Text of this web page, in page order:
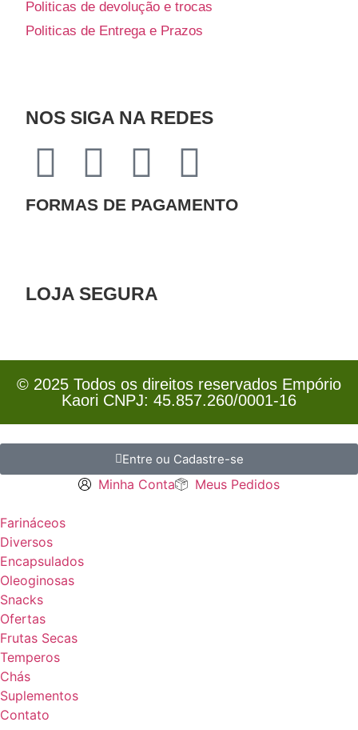
Politicas de devolução e trocas
Politicas de Entrega e Prazos
NOS SIGA NA REDES
FORMAS DE PAGAMENTO
LOJA SEGURA
© 2025 Todos os direitos reservados Empório
Kaori CNPJ: 45.857.260/0001-16
Entre ou Cadastre-se
Minha Conta Meus Pedidos
Farináceos
Diversos
Encapsulados
Oleoginosas
Snacks
Ofertas
Frutas Secas
Temperos
Chás
Suplementos
Contato